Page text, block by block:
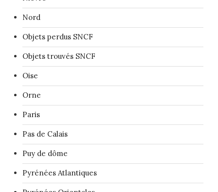
Nord
Objets perdus SNCF
Objets trouvés SNCF
Oise
Orne
Paris
Pas de Calais
Puy de dôme
Pyrénées Atlantiques